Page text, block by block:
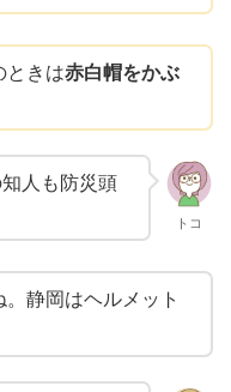
ときは赤白帽をかぶ
人も防災頭
トコ
静岡はヘルメット